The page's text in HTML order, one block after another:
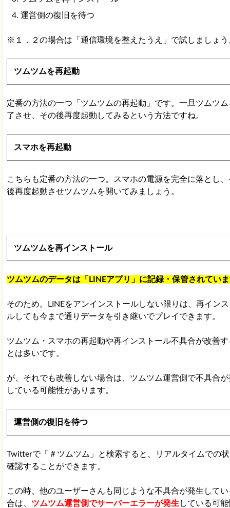
運営側の復旧を待つ
※１．２の場合は「通信環境を整えたうえ」で試しましょう
ツムツムを再起動
定番の方法の一つ「ツムツムの再起動」です。一旦ツムツ
了させ、その後再度起動してみるという方法ですね。
スマホを再起動
こちらも定番の方法の一つ。スマホの電源を完全に落とし
後再度起動させツムツムを開いてみましょう。
ツムツムを再インストール
ツムツムのデータは「LINEアプリ」に記録・保管されてい
そのため。LINEをアンインストールしない限りは、再イン
ルしても今まで通りデータを引き継いでプレイできます。
ツムツム・スマホの再起動や再インストール不具合が改善
とは多いです。
が、それでも改善しない場合は、ツムツム運営側で不具合
している可能性があります。
運営側の復旧を待つ
Twitterで「＃ツムツム」と検索すると、リアルタイムでの
確認することができます。
この時、他のユーザーさんも同じような不具合が発生して
合は、 ツムツム運営側でサーバーエラーが発生 している可